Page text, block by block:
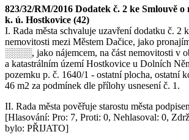
823/32/RM/2016 Dodatek č. 2 ke Smlouvě
k. ú. Hostkovice (42)
I. Rada města schvaluje uzavření dodatku č. 2
nemovitosti mezi Městem Dačice, jako
░░░░, jako nájemcem, na část nemovitosti v
a katastrálním území Hostkovice u Dolních
pozemku p. č. 1640/1 - ostatní plocha, ostatní
46 m2 za podmínek dle přílohy usnesení č. 1.
II. Rada města pověřuje starostu města
[Hlasování: Pro: 7, Proti: 0, Nehlasoval: 0,
bylo: PŘIJATO]